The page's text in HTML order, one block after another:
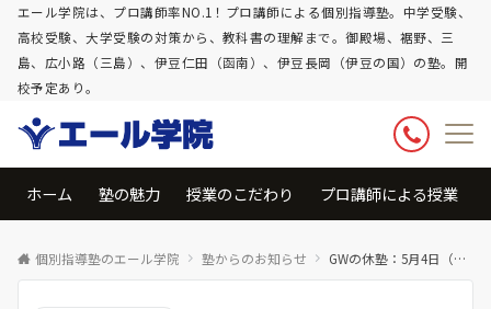
エール学院は、プロ講師率NO.1！プロ講師による個別指導塾。中学受験、
高校受験、大学受験の対策から、教科書の理解まで。御殿場、裾野、三
島、広小路（三島）、伊豆仁田（函南）、伊豆長岡（伊豆の国）の塾。開
校予定あり。
ホーム 塾の魅力 授業のこだわり プロ講師による授業
個別指導塾のエール学院 塾からのお知らせ GWの休塾：5月4日（木）・5日（金）・7日（日）